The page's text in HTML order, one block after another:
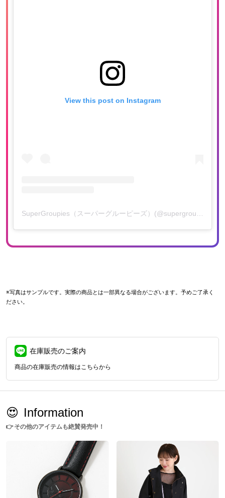
View this post on Instagram
※写真はサンプルです。実際の商品とは一部異なる場合がございます。予めご了承く
ださい。
在庫販売のご案内
商品の在庫販売の情報はこちらから
😍 Information
👉その他のアイテムも絶賛発売中！